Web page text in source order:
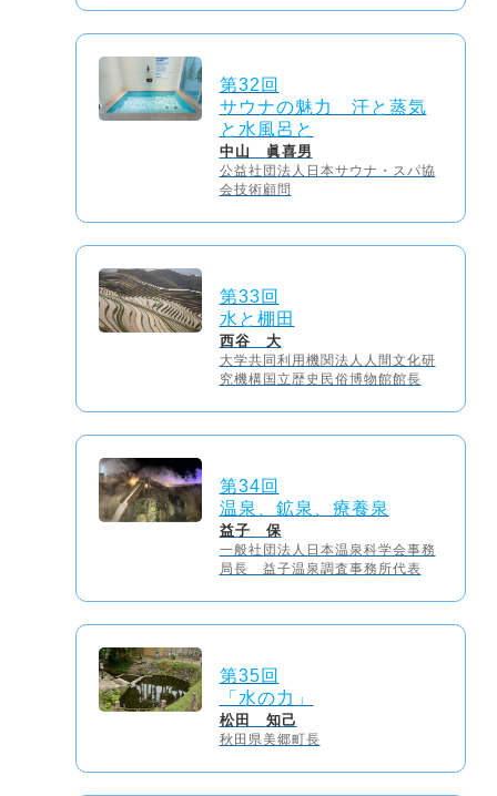
第32回
サウナの魅力 汗と蒸気
と水風呂と
中山 眞喜男
公益社団法人日本サウナ・スパ協
会技術顧問
第33回
水と棚田
西谷 大
大学共同利用機関法人人間文化研
究機構国立歴史民俗博物館館長
第34回
温泉、鉱泉、療養泉
益子 保
一般社団法人日本温泉科学会事務
局長 益子温泉調査事務所代表
第35回
「水の力」
松田 知己
秋田県美郷町長